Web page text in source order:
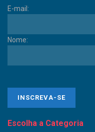
E-mail:
Nome:
Escolha a Categoria